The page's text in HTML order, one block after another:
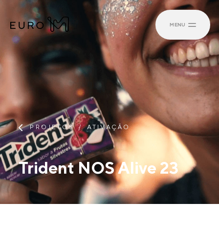
MENU
PROJETOS ATIVAÇÃO
Trident NOS Alive 23